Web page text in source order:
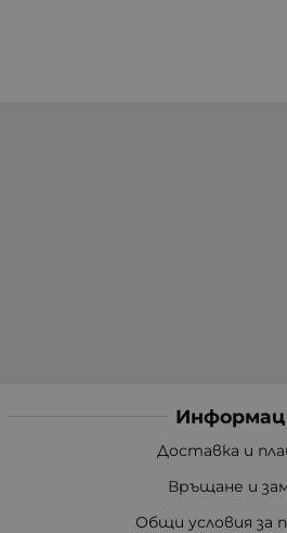
Доставка и
Връщане и
Общи условия за